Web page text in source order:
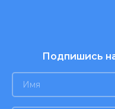
Подпишись